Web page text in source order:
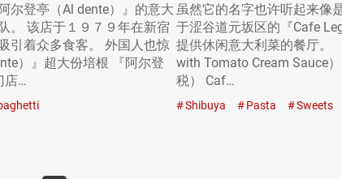
尔登亭（Al dente）』的意大
。 该店于１９７９年在新宿
引着众多食客。 外国人也惊
）』超大份培根 『阿尔登
店…
虽然它的名字也许听起来像
于涩谷道元坂区的『Cafe
提供休闲意大利菜的餐厅。
with Tomato Cream Sauce
税） Caf…
Shibuya Pasta Sweets